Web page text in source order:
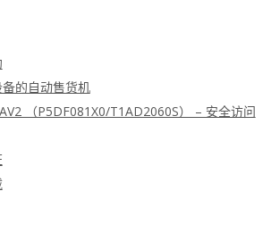
的自动售货机
（P5DF081X0/T1AD2060S） – 安全访问